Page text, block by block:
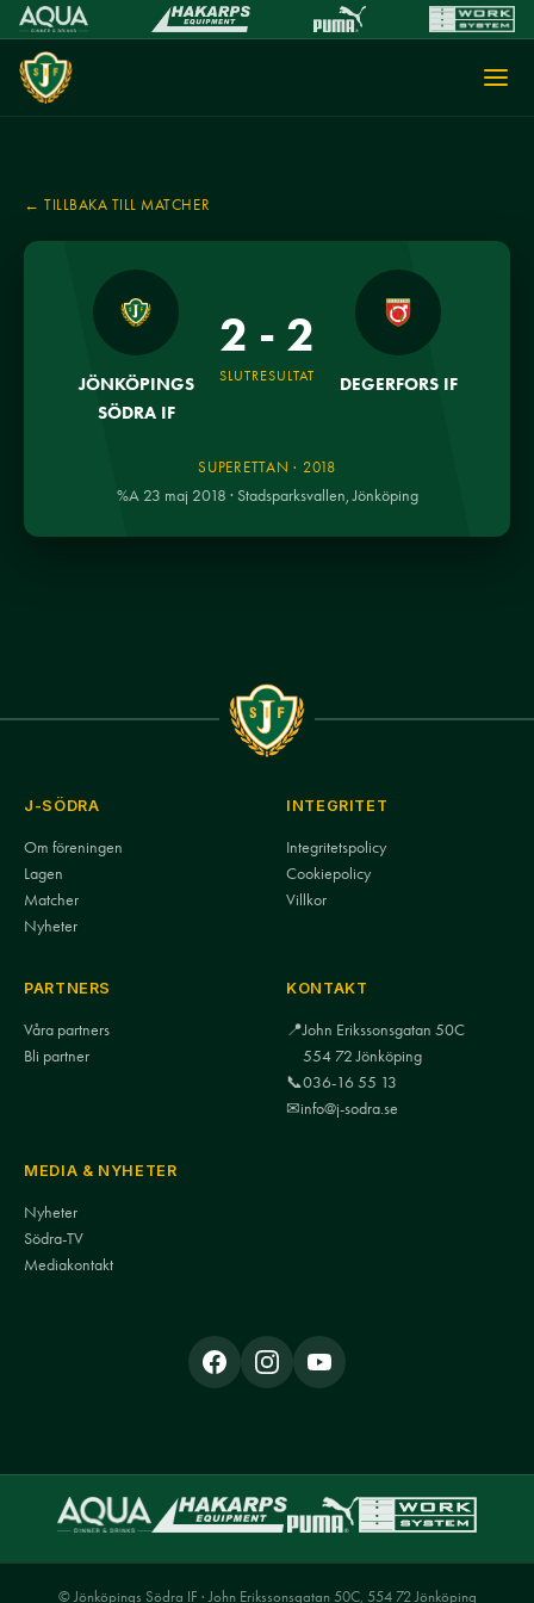
← TILLBAKA TILL MATCHER
JÖNKÖPINGS
SÖDRA IF
2 - 2
SLUTRESULTAT DEGERFORS IF
SUPERETTAN · 2018
%A 23 maj 2018 · Stadsparksvallen, Jönköping
J-SÖDRA
Om föreningen
Lagen
Matcher
Nyheter
INTEGRITET
Integritetspolicy
Cookiepolicy
Villkor
PARTNERS
Våra partners
Bli partner
KONTAKT
📍John Erikssonsgatan 50C
554 72 Jönköping
📞036-16 55 13
✉info@j-sodra.se
MEDIA & NYHETER
Nyheter
Södra-TV
Mediakontakt
© Jönköpings Södra IF · John Erikssonsgatan 50C, 554 72 Jönköping